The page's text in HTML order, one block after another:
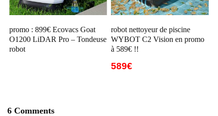
promo : 899€ Ecovacs Goat
O1200 LiDAR Pro – Tondeuse
robot
robot nettoyeur de piscine
WYBOT C2 Vision en promo
à 589€ !!
589€
6 Comments